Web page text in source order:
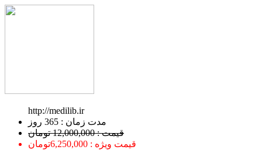
http://medilib.ir
ﻣﺪﺕ ﺯﻣﺎﻥ : 365 ﺭﻭﺯ
قیمت : 12,000,000 تومان
قیمت ویژه : 6,250,000تومان